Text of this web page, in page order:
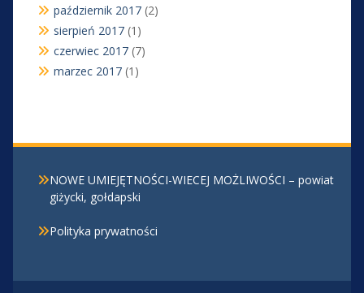
październik 2017(2)
sierpień 2017(1)
czerwiec 2017(7)
marzec 2017(1)
NOWE UMIEJĘTNOŚCI-WIECEJ MOŻLIWOŚCI – powiat
giżycki, gołdapski
Polityka prywatności